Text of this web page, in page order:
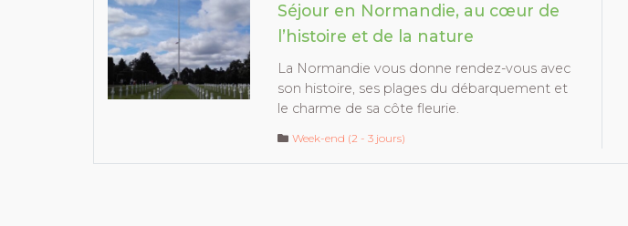
Séjour en Normandie, au cœur de
l’histoire et de la nature
La Normandie vous donne rendez-vous avec
son histoire, ses plages du débarquement et
le charme de sa côte fleurie.
Week-end (2 - 3 jours)